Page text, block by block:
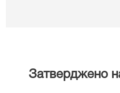
Затверджено